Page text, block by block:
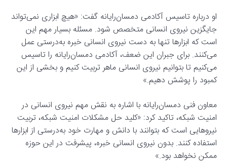
او درباره تاسیس آکادمی دمسان‌رایانه گفت: «هیچ ابزاری نمی‌تواند
جایگزین نیروی انسانی متخصص شود. مسئله بسیار مهم این
است که ابزارها تنها به دست نیروی انسانی خبره به‌درستی عمل
می‌کنند. برای جبران این ضعف، آکادمی دمسان‌رایانه را تاسیس
می‌کنیم تا بتوانیم نیروی انسانی ماهر تربیت کنیم و بخشی از این
کمبود را پوشش دهیم.»
معاون فنی دمسان‌رایانه با اشاره به نقش مهم نیروی انسانی در
امنیت شبکه، تاکید کرد: «کلید حل مشکلات امنیت شبکه، تربیت
نیروهایی است که بتوانند با دانش و مهارت خود به‌درستی از ابزارها
استفاده کنند. بدون نیروی انسانی خبره، پیشرفت در این حوزه
ممکن نخواهد بود.»